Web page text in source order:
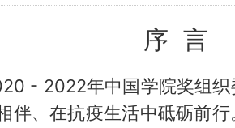
序 言
2022年中国学院奖组织
伴、在抗疫生活中砥砺前